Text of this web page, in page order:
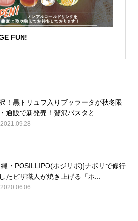
FUN!
！黒トリュフ入りブッラータが秋冬限
通販で新発売！贅沢パスタと...
2021.09.28
縄・POSILLIPO(ポジリポ)]ナポリで修行
たピザ職人が焼き上げる「ホ...
2020.06.06